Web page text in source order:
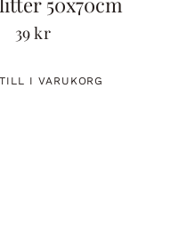
39kr
I VARUKORG